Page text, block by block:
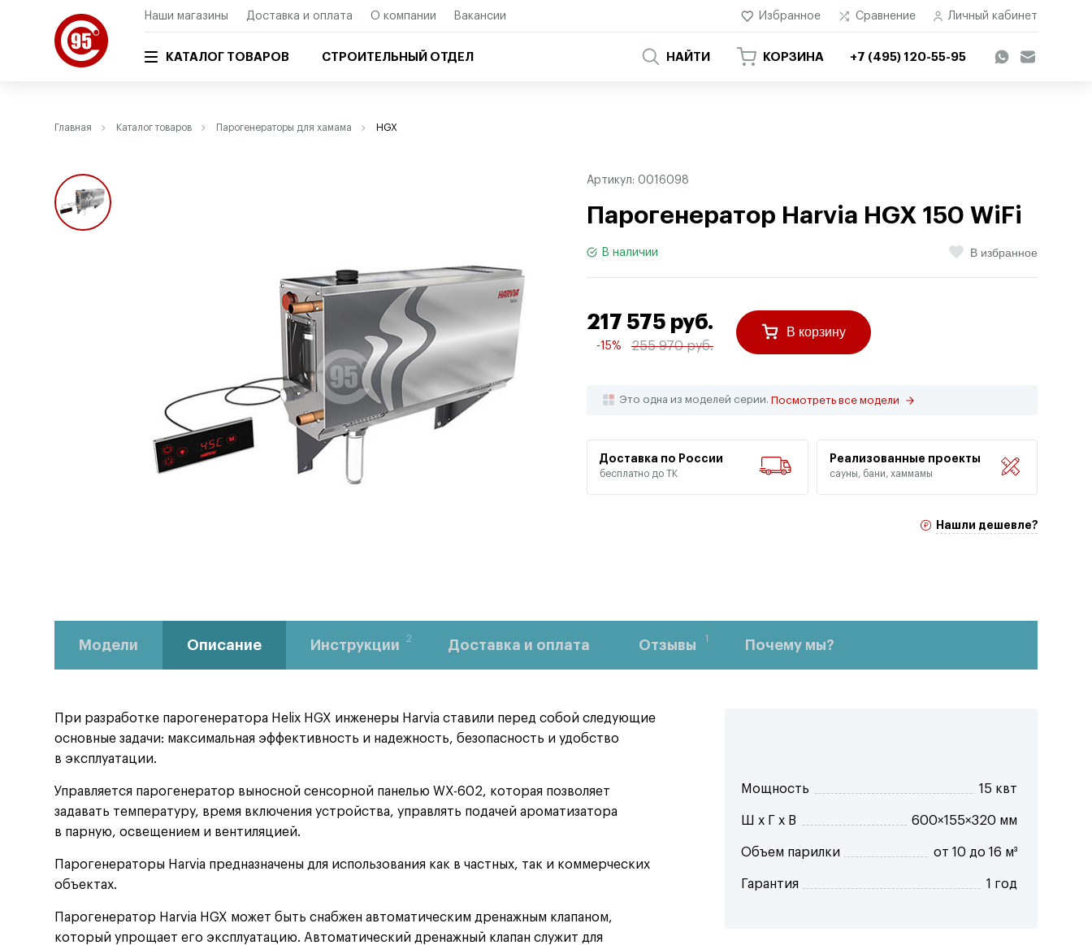
Наши магазины Доставка и оплата О компании Вакансии Избранное Сравнение Личный кабинет
КАТАЛОГ ТОВАРОВ СТРОИТЕЛЬНЫЙ ОТДЕЛ НАЙТИ КОРЗИНА +7 (495) 120-55-95
Главная Каталог товаров Парогенераторы для хамама HGX
Артикул: 0016098
Парогенератор Harvia HGX 150 WiFi
В наличии В избранное
217 575 руб.
-15% 255 970 руб.
В корзину
Это одна из моделей серии. Посмотреть все модели
Доставка по России
бесплатно до ТК
Реализованные проекты
сауны, бани, хаммамы
Нашли дешевле?
Модели Описание Инструкции 2 Доставка и оплата Отзывы 1 Почему мы?
При разработке парогенератора Helix HGX инженеры Harvia ставили перед собой следующие
основные задачи: максимальная эффективность и надежность, безопасность и удобство
в эксплуатации.
Управляется парогенератор выносной сенсорной панелью WX-602, которая позволяет
задавать температуру, время включения устройства, управлять подачей ароматизатора
в парную, освещением и вентиляцией.
Парогенераторы Harvia предназначены для использования как в частных, так и коммерческих
объектах.
Парогенератор Harvia HGX может быть снабжен автоматическим дренажным клапаном,
который упрощает его эксплуатацию. Автоматический дренажный клапан служит для
Мощность 15 квт
Ш x Г x В 600×155×320 мм
Объем парилки от 10 до 16 м³
Гарантия 1 год